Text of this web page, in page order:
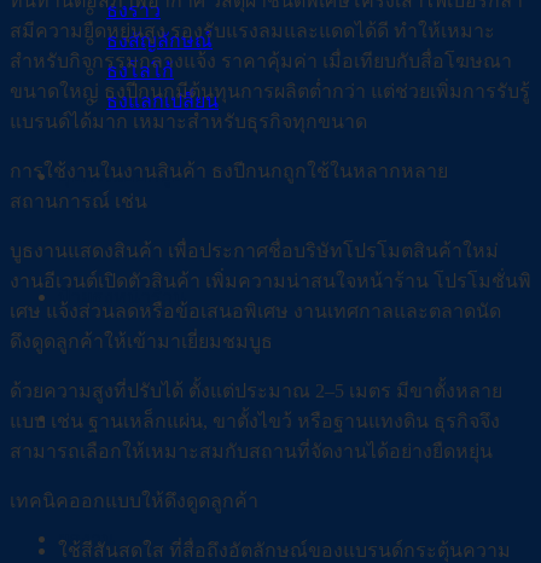
ธงราว
ธงสัญลักษณ์
ธงโลโก้
ธงแลกเปลี่ยน
อุปกรณ์ออกบูธ
ป้ายธงหน้าร้าน
แบคดรอป
ผลงาน
สมีความยืดหยุ่นสูง รองรับแรงลมและแดดได้ดี ทำให้เหมาะ
สำหรับกิจกรรมกลางแจ้ง ราคาคุ้มค่า เมื่อเทียบกับสื่อโฆษณา
ขนาดใหญ่ ธงปีกนกมีต้นทุนการผลิตต่ำกว่า แต่ช่วยเพิ่มการรับรู้
แบรนด์ได้มาก เหมาะสำหรับธุรกิจทุกขนาด
การใช้งานในงานสินค้า ธงปีกนกถูกใช้ในหลากหลาย
สถานการณ์ เช่น
บูธงานแสดงสินค้า เพื่อประกาศชื่อบริษัทโปรโมตสินค้าใหม่
งานอีเวนต์เปิดตัวสินค้า เพิ่มความน่าสนใจหน้าร้าน โปรโมชั่นพิ
เศษ แจ้งส่วนลดหรือข้อเสนอพิเศษ งานเทศกาลและตลาดนัด
ดึงดูดลูกค้าให้เข้ามาเยี่ยมชมบูธ
ด้วยความสูงที่ปรับได้ ตั้งแต่ประมาณ 2–5 เมตร มีขาตั้งหลาย
แบบ เช่น ฐานเหล็กแผ่น, ขาตั้งไขว้ หรือฐานแทงดิน ธุรกิจจึง
สามารถเลือกให้เหมาะสมกับสถานที่จัดงานได้อย่างยืดหยุ่น
เทคนิคออกแบบให้ดึงดูดลูกค้า
ใช้สีสันสดใส ที่สื่อถึงอัตลักษณ์ของแบรนด์กระตุ้นความ